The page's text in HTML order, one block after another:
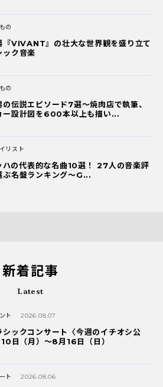
の
『VIVANT』の壮大な世界観を盛り立て
ック音楽
の
の伝説エピソード7選〜焼肉店で執筆、
ー設計図を600本以上も描い...
リスト
の代表的な名曲10選！ 27人の音楽評
ぶ名盤ランキング〜G...
新着記事
Latest
ト 2026.08.07
シックコンサート〈今週のイチオシ公
日（月）～8月16日（日）
ト 2026.08.06